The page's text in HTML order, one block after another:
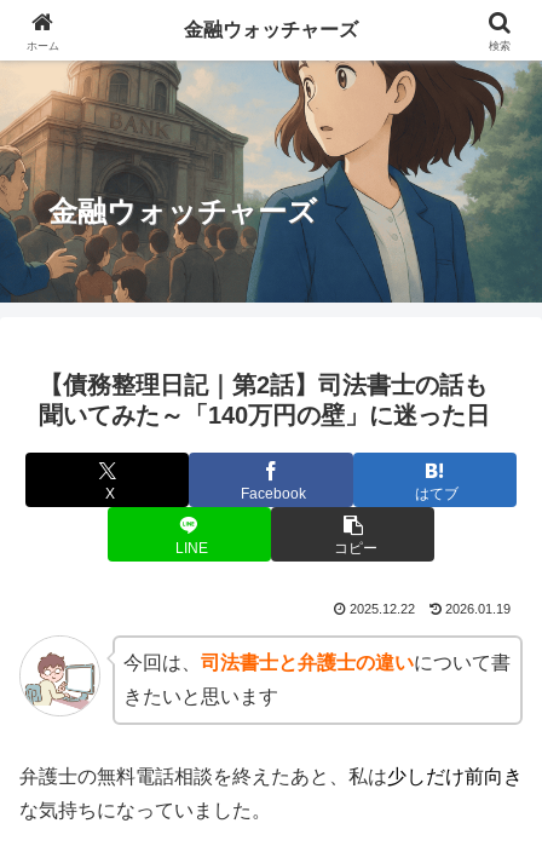
金融ウォッチャーズ
【債務整理日記｜第2話】司法書士の話も
聞いてみた～「140万円の壁」に迷った日
X Facebook はてブ
LINE コピー
2025.12.22 2026.01.19
今回は、 司法書士と弁護士の違いについて書
きたいと思います
弁護士の無料電話相談を終えたあと、私は少しだけ前向き
な気持ちになっていました。
ホーム
金融ウォッチャーズ
検索